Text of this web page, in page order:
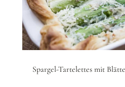
Spargel-Tartelettes mit